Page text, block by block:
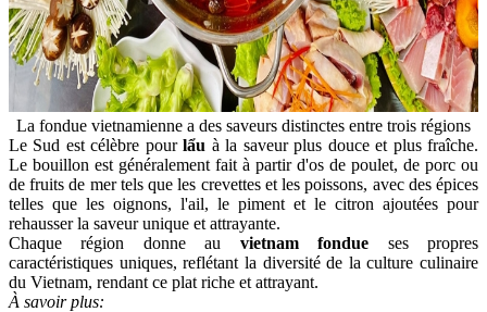
La fondue vietnamienne a des saveurs distinctes entre trois régions
Le Sud est célèbre pourlẩu à la saveur plus douce et plus fraîche.
Le bouillon est généralement fait à partir d'os de poulet, de porc ou
de fruits de mer tels que les crevettes et les poissons, avec des épices
telles que les oignons, l'ail, le piment et le citron ajoutées pour
rehausser la saveur unique et attrayante.
Chaque région donne au vietnam fondue ses propres
caractéristiques uniques, reflétant la diversité de la culture culinaire
du Vietnam, rendant ce plat riche et attrayant.
À savoir plus: